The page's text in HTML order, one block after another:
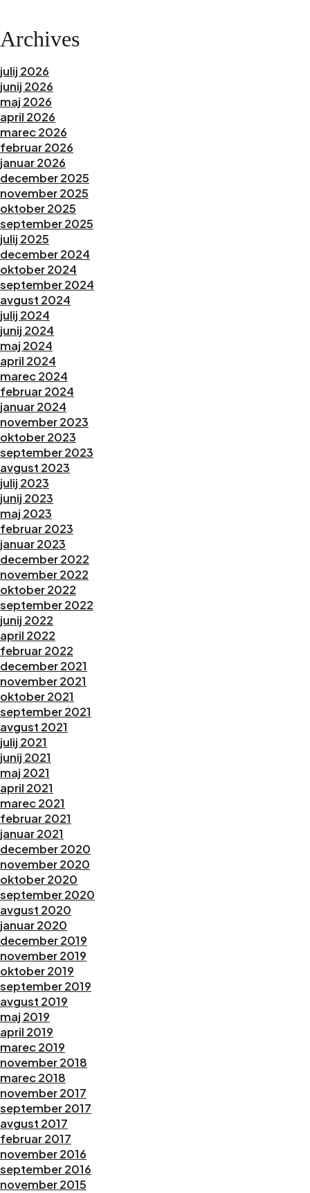
Archives
julij 2026
junij 2026
maj 2026
april 2026
marec 2026
februar 2026
januar 2026
december 2025
november 2025
oktober 2025
september 2025
julij 2025
december 2024
oktober 2024
september 2024
avgust 2024
julij 2024
junij 2024
maj 2024
april 2024
marec 2024
februar 2024
januar 2024
november 2023
oktober 2023
september 2023
avgust 2023
julij 2023
junij 2023
maj 2023
februar 2023
januar 2023
december 2022
november 2022
oktober 2022
september 2022
junij 2022
april 2022
februar 2022
december 2021
november 2021
oktober 2021
september 2021
avgust 2021
julij 2021
junij 2021
maj 2021
april 2021
marec 2021
februar 2021
januar 2021
december 2020
november 2020
oktober 2020
september 2020
avgust 2020
januar 2020
december 2019
november 2019
oktober 2019
september 2019
avgust 2019
maj 2019
april 2019
marec 2019
november 2018
marec 2018
november 2017
september 2017
avgust 2017
februar 2017
november 2016
september 2016
november 2015